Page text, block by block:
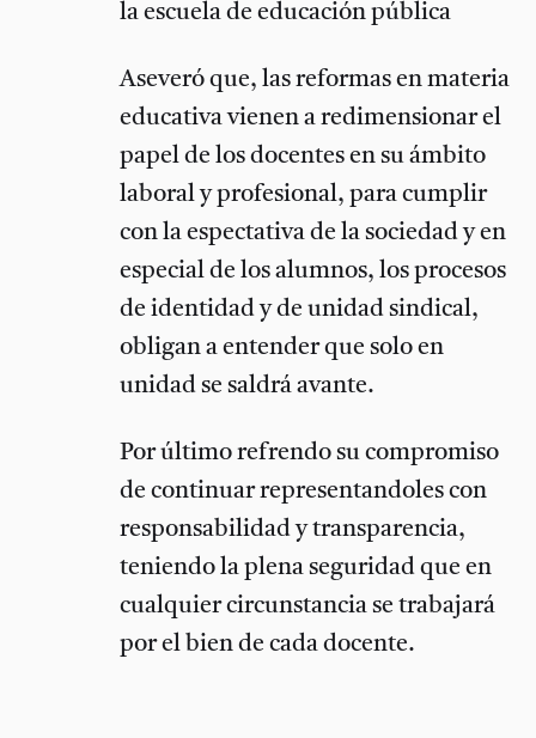
la escuela de educación pública
Aseveró que, las reformas en materia
educativa vienen a redimensionar el
papel de los docentes en su ámbito
laboral y profesional, para cumplir
con la espectativa de la sociedad y en
especial de los alumnos, los procesos
de identidad y de unidad sindical,
obligan a entender que solo en
unidad se saldrá avante.
Por último refrendo su compromiso
de continuar representandoles con
responsabilidad y transparencia,
teniendo la plena seguridad que en
cualquier circunstancia se trabajará
por el bien de cada docente.